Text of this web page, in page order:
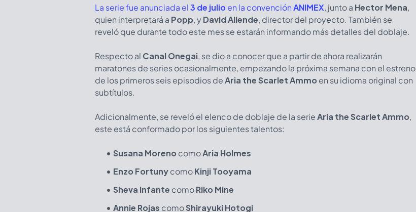
La serie fue anunciada el3 de julio en la convenciónANIMEX, junto a Hector Mena,
quien interpretará a Popp, yDavid Allende, director del proyecto. También se
reveló que durante todo este mes se estarán informando más detalles del doblaje.
Respecto al Canal Onegai, se dio a conocer que a partir de ahora realizarán
maratones de series ocasionalmente, empezando la próxima semana con el estreno
de los primeros seis episodios deAria the Scarlet Ammo en su idioma original con
subtítulos.
Adicionalmente, se reveló el elenco de doblaje de la serieAria the Scarlet Ammo,
este está conformado por los siguientes talentos:
Susana Moreno comoAria Holmes
Enzo FortunycomoKinji Tooyama
Sheva Infante comoRiko Mine
Annie Rojas comoShirayuki Hotogi